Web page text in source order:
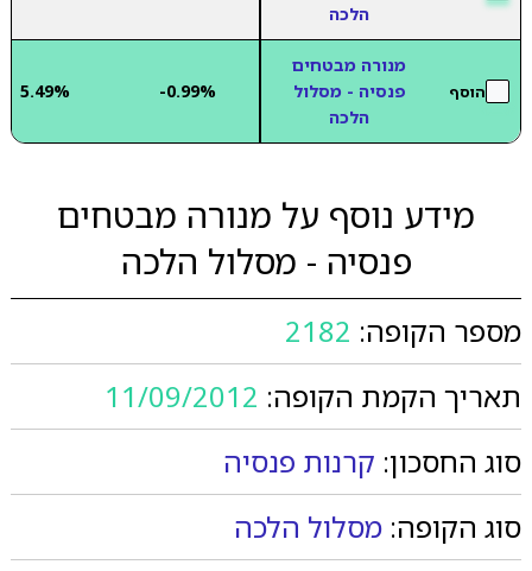
הלכה
הוסף
מנורה מבטחים
פנסיה - מסלול
הלכה
-0.99%
5.49%
מידע נוסף על מנורה מבטחים
פנסיה - מסלול הלכה
מספר הקופה: 2182
תאריך הקמת הקופה: 11/09/2012
סוג החסכון: קרנות פנסיה
סוג הקופה: מסלול הלכה